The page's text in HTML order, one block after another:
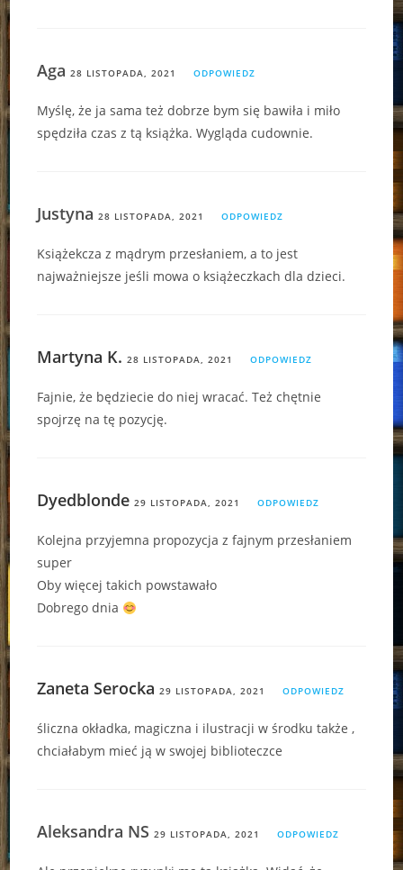
Aga28 LISTOPADA, 2021 ODPOWIEDZ
Myślę, że ja sama też dobrze bym się bawiła i miło
spędziła czas z tą książka. Wygląda cudownie.
Justyna28 LISTOPADA, 2021 ODPOWIEDZ
Książekcza z mądrym przesłaniem, a to jest
najważniejsze jeśli mowa o książeczkach dla dzieci.
Martyna K. 28 LISTOPADA, 2021 ODPOWIEDZ
Fajnie, że będziecie do niej wracać. Też chętnie
spojrzę na tę pozycję.
Dyedblonde 29 LISTOPADA, 2021 ODPOWIEDZ
Kolejna przyjemna propozycja z fajnym przesłaniem
super
Oby więcej takich powstawało
Dobrego dnia
Zaneta Serocka 29 LISTOPADA, 2021 ODPOWIEDZ
śliczna okładka, magiczna i ilustracji w środku także ,
chciałabym mieć ją w swojej biblioteczce
Aleksandra NS29 LISTOPADA, 2021 ODPOWIEDZ